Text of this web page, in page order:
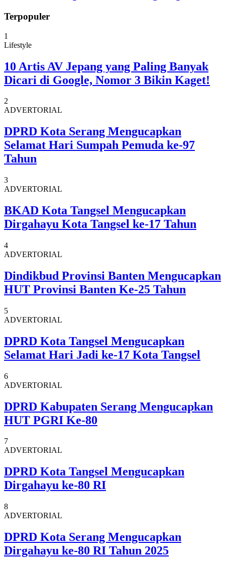
Terpopuler
1
Lifestyle
10 Artis AV Jepang yang Paling Banyak
Dicari di Google, Nomor 3 Bikin Kaget!
2
ADVERTORIAL
DPRD Kota Serang Mengucapkan
Selamat Hari Sumpah Pemuda ke-97
Tahun
3
ADVERTORIAL
BKAD Kota Tangsel Mengucapkan
Dirgahayu Kota Tangsel ke-17 Tahun
4
ADVERTORIAL
Dindikbud Provinsi Banten Mengucapkan
HUT Provinsi Banten Ke-25 Tahun
5
ADVERTORIAL
DPRD Kota Tangsel Mengucapkan
Selamat Hari Jadi ke-17 Kota Tangsel
6
ADVERTORIAL
DPRD Kabupaten Serang Mengucapkan
HUT PGRI Ke-80
7
ADVERTORIAL
DPRD Kota Tangsel Mengucapkan
Dirgahayu ke-80 RI
8
ADVERTORIAL
DPRD Kota Serang Mengucapkan
Dirgahayu ke-80 RI Tahun 2025